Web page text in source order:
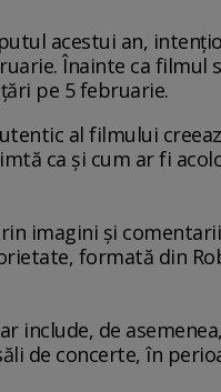
acestui an,
Înainte ca filmul
pe 5 februarie.
al filmului
ca şi cum ar fi
imagini şi
formată din
include, de
de concerte, în